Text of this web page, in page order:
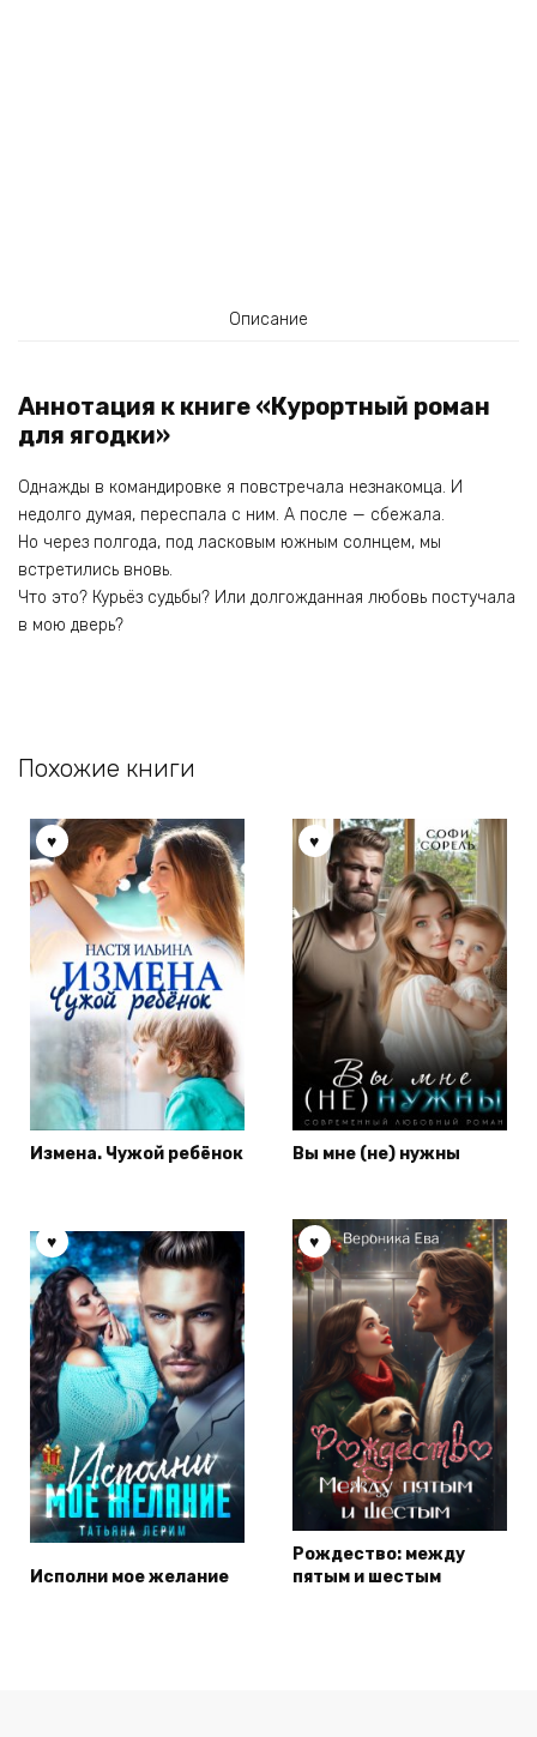
Описание
Аннотация к книге «Курортный роман
для ягодки»
Однажды в командировке я повстречала незнакомца. И
недолго думая, переспала с ним. А после — сбежала.
Но через полгода, под ласковым южным солнцем, мы
встретились вновь.
Что это? Курьёз судьбы? Или долгожданная любовь постучала
в мою дверь?
Похожие книги
Измена. Чужой ребёнок Вы мне (не) нужны
Исполни мое желание
Рождество: между
пятым и шестым